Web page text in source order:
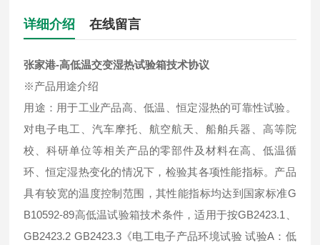
详细介绍 在线留言
张家港-高低温交变湿热试验箱技术协议
※产品用途介绍
用途：用于工业产品高、低温、恒定湿热的可靠性试验。
对电子电工、汽车摩托、航空航天、船舶兵器、高等院
校、科研单位等相关产品的零部件及材料在高、低温循
环、恒定湿热变化的情况下，检验其各项性能指标。产品
具有较宽的温度控制范围，其性能指标均达到国家标准G
B10592-89高低温试验箱技术条件，适用于按GB2423.1、
GB2423.2 GB2423.3《电工电子产品环境试验 试验A：低